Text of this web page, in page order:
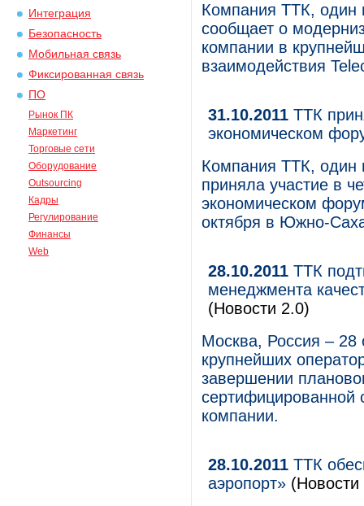
Интеграция
Безопасность
Мобильная связь
Фиксированная связь
ПО
Рынок ПК
Маркетинг
Торговые сети
Оборудование
Outsourcing
Кадры
Регулирование
Финансы
Web
Компания ТТК, один
сообщает о
компании в
взаимодействия
31.10.2011 ТТК
экономическом
Компания ТТК, один
приняла участие в
экономическом
октября в Южно-
28.10.2011 ТТК
менеджмента
(Новости 2.0)
Москва, Россия – 28
крупнейших
завершении
компании.
28.10.2011 ТТК
аэропорт» (Новости